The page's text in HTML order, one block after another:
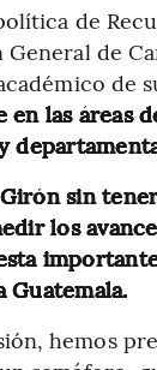
de
de
de
las áreas
sin
los
Guatemala.
hemos